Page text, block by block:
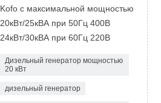
Kofo с максимальной мощностью
20кВт/25кВА при 50Гц 400В
24кВт/30кВА при 60Гц 220В
Дизельный генератор мощностью
20 кВт
дизельный генератор